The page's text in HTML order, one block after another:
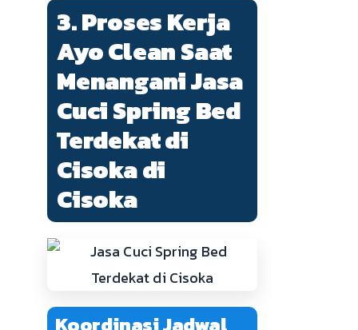
3. Proses Kerja
Ayo Clean Saat
Menangani Jasa
Cuci Spring Bed
Terdekat di
Cisoka di
Cisoka